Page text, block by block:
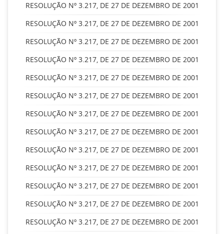
RESOLUÇÃO Nº 3.217, DE 27 DE DEZEMBRO DE 2001
RESOLUÇÃO Nº 3.217, DE 27 DE DEZEMBRO DE 2001
RESOLUÇÃO Nº 3.217, DE 27 DE DEZEMBRO DE 2001
RESOLUÇÃO Nº 3.217, DE 27 DE DEZEMBRO DE 2001
RESOLUÇÃO Nº 3.217, DE 27 DE DEZEMBRO DE 2001
RESOLUÇÃO Nº 3.217, DE 27 DE DEZEMBRO DE 2001
RESOLUÇÃO Nº 3.217, DE 27 DE DEZEMBRO DE 2001
RESOLUÇÃO Nº 3.217, DE 27 DE DEZEMBRO DE 2001
RESOLUÇÃO Nº 3.217, DE 27 DE DEZEMBRO DE 2001
RESOLUÇÃO Nº 3.217, DE 27 DE DEZEMBRO DE 2001
RESOLUÇÃO Nº 3.217, DE 27 DE DEZEMBRO DE 2001
RESOLUÇÃO Nº 3.217, DE 27 DE DEZEMBRO DE 2001
RESOLUÇÃO Nº 3.217, DE 27 DE DEZEMBRO DE 2001